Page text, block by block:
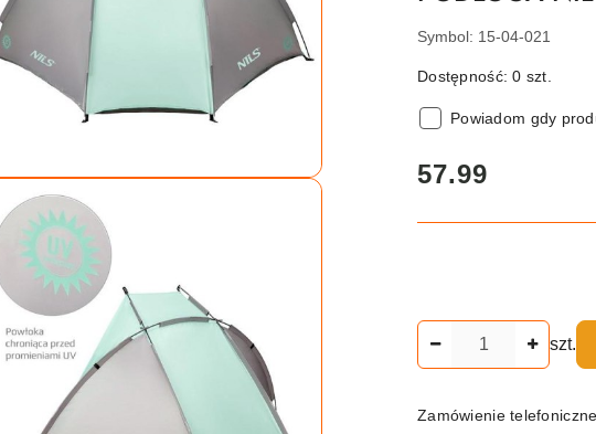
Symbol: 15-04-021
Dostępność:0 szt.
Powiadom gdy
cena:
57.99
szt.
Zamówienie